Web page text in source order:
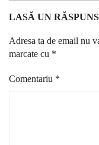
LASĂ UN RĂSPUNS
Adresa ta de email nu
marcate cu *
Comentariu *